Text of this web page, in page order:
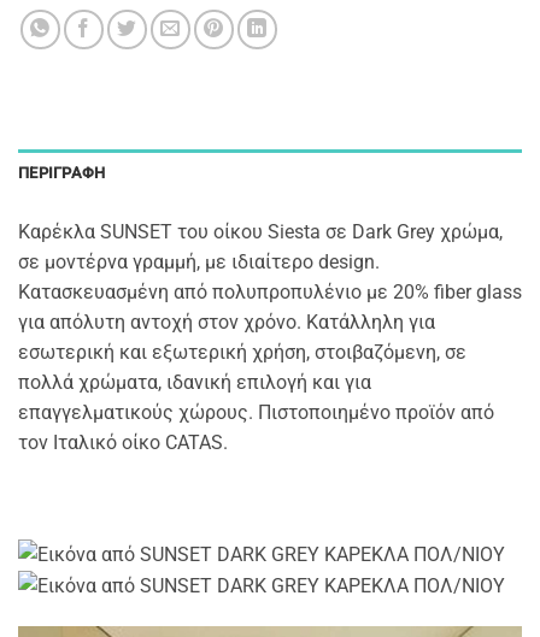
ΠΕΡΙΓΡΑΦΉ
Καρέκλα SUNSET του οίκου Siesta σε Dark Grey χρώμα,
σε μοντέρνα γραμμή, με ιδιαίτερο design.
Κατασκευασμένη από πολυπροπυλένιο με 20% fiber glass
για απόλυτη αντοχή στον χρόνο. Κατάλληλη για
εσωτερική και εξωτερική χρήση, στοιβαζόμενη, σε
πολλά χρώματα, ιδανική επιλογή και για
επαγγελματικούς χώρους. Πιστοποιημένο προϊόν από
τον Ιταλικό οίκο CATAS.